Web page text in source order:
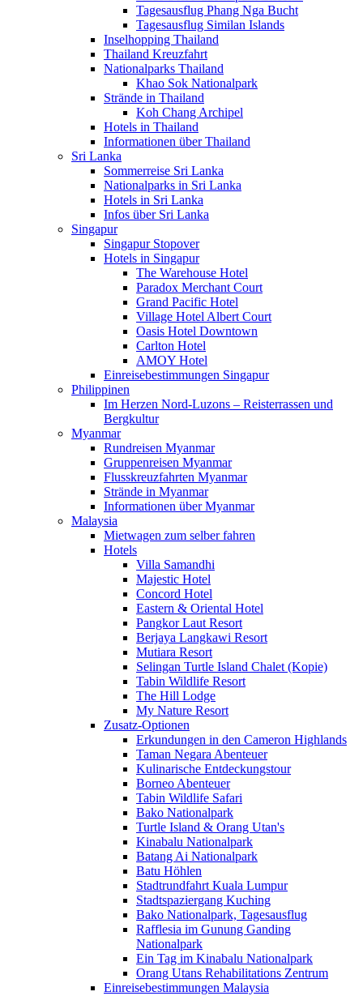
Tagesausflug Phang Nga Bucht
Tagesausflug Similan Islands
Inselhopping Thailand
Thailand Kreuzfahrt
Nationalparks Thailand
Khao Sok Nationalpark
Strände in Thailand
Koh Chang Archipel
Hotels in Thailand
Informationen über Thailand
Sri Lanka
Sommerreise Sri Lanka
Nationalparks in Sri Lanka
Hotels in Sri Lanka
Infos über Sri Lanka
Singapur
Singapur Stopover
Hotels in Singapur
The Warehouse Hotel
Paradox Merchant Court
Grand Pacific Hotel
Village Hotel Albert Court
Oasis Hotel Downtown
Carlton Hotel
AMOY Hotel
Einreisebestimmungen Singapur
Philippinen
Im Herzen Nord-Luzons – Reisterrassen und
Bergkultur
Myanmar
Rundreisen Myanmar
Gruppenreisen Myanmar
Flusskreuzfahrten Myanmar
Strände in Myanmar
Informationen über Myanmar
Malaysia
Mietwagen zum selber fahren
Hotels
Villa Samandhi
Majestic Hotel
Concord Hotel
Eastern & Oriental Hotel
Pangkor Laut Resort
Berjaya Langkawi Resort
Mutiara Resort
Selingan Turtle Island Chalet (Kopie)
Tabin Wildlife Resort
The Hill Lodge
My Nature Resort
Zusatz-Optionen
Erkundungen in den Cameron Highlands
Taman Negara Abenteuer
Kulinarische Entdeckungstour
Borneo Abenteuer
Tabin Wildlife Safari
Bako Nationalpark
Turtle Island & Orang Utan's
Kinabalu Nationalpark
Batang Ai Nationalpark
Batu Höhlen
Stadtrundfahrt Kuala Lumpur
Stadtspaziergang Kuching
Bako Nationalpark, Tagesausflug
Rafflesia im Gunung Ganding
Nationalpark
Ein Tag im Kinabalu Nationalpark
Orang Utans Rehabilitations Zentrum
Einreisebestimmungen Malaysia